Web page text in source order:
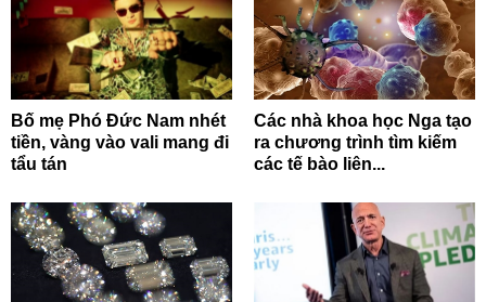
Bố mẹ Phó Đức Nam nhét
tiền, vàng vào vali mang đi
tẩu tán
Các nhà khoa học Nga tạo
ra chương trình tìm kiếm
các tế bào liên...